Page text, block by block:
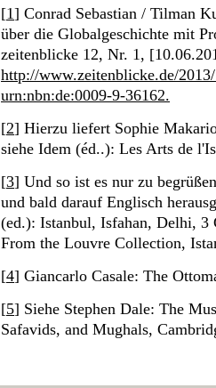
[1] Conrad Sebastian / Tilman
über die Globalgeschichte mit
zeitenblicke 12, Nr. 1,
http://www.zeitenblicke.de/
urn:nbn:de:0009-9-36162.
[2] Hierzu liefert Sophie
siehe Idem (éd..): Les Arts de
[3] Und so ist es nur zu
und bald darauf Englisch
(ed.): Istanbul, Isfahan, Delhi, 3
From the Louvre Collection,
[4] Giancarlo Casale: The
[5] Siehe Stephen Dale: The
Safavids, and Mughals,